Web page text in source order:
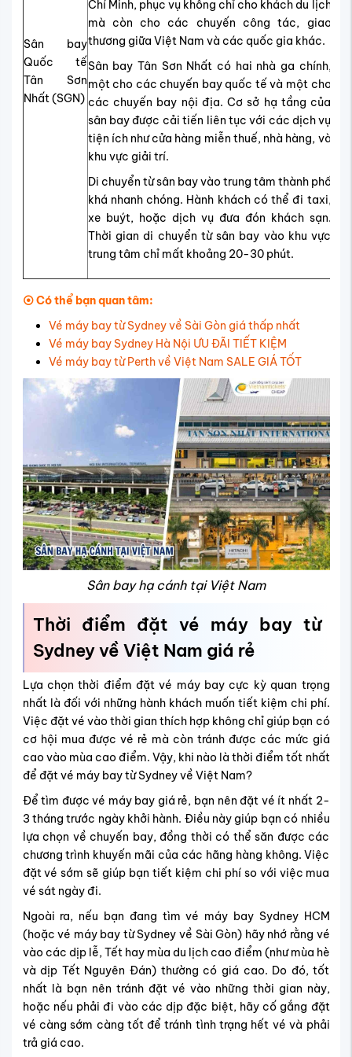
Sân bay
Quốc tế
Tân Sơn
Nhất (SGN)
Chí Minh, phục vụ không chỉ cho khách du lịch
mà còn cho các chuyến công tác, giao
thương giữa Việt Nam và các quốc gia khác.
Sân bay Tân Sơn Nhất có hai nhà ga chính,
một cho các chuyến bay quốc tế và một cho
các chuyến bay nội địa. Cơ sở hạ tầng của
sân bay được cải tiến liên tục với các dịch vụ
tiện ích như cửa hàng miễn thuế, nhà hàng, và
khu vực giải trí.
Di chuyển từ sân bay vào trung tâm thành phố
khá nhanh chóng. Hành khách có thể đi taxi,
xe buýt, hoặc dịch vụ đưa đón khách sạn.
Thời gian di chuyển từ sân bay vào khu vực
trung tâm chỉ mất khoảng 20-30 phút.
⦿ Có thể bạn quan tâm:
Vé máy bay từ Sydney về Sài Gòn giá thấp nhất
Vé máy bay Sydney Hà Nội ƯU ĐÃI TIẾT KIỆM
Vé máy bay từ Perth về Việt Nam SALE GIÁ TỐT
Sân bay hạ cánh tại Việt Nam
Thời điểm đặt vé máy bay từ
Sydney về Việt Nam giá rẻ
Lựa chọn thời điểm đặt vé máy bay cực kỳ quan trọng
nhất là đối với những hành khách muốn tiết kiệm chi phí.
Việc đặt vé vào thời gian thích hợp không chỉ giúp bạn có
cơ hội mua được vé rẻ mà còn tránh được các mức giá
cao vào mùa cao điểm. Vậy, khi nào là thời điểm tốt nhất
để đặt vé máy bay từ Sydney về Việt Nam?
Để tìm được vé máy bay giá rẻ, bạn nên đặt vé ít nhất 2-
3 tháng trước ngày khởi hành. Điều này giúp bạn có nhiều
lựa chọn về chuyến bay, đồng thời có thể săn được các
chương trình khuyến mãi của các hãng hàng không. Việc
đặt vé sớm sẽ giúp bạn tiết kiệm chi phí so với việc mua
vé sát ngày đi.
Ngoài ra, nếu bạn đang tìm vé máy bay Sydney HCM
(hoặc vé máy bay từ Sydney về Sài Gòn) hãy nhớ rằng vé
vào các dịp lễ, Tết hay mùa du lịch cao điểm (như mùa hè
và dịp Tết Nguyên Đán) thường có giá cao. Do đó, tốt
nhất là bạn nên tránh đặt vé vào những thời gian này,
hoặc nếu phải đi vào các dịp đặc biệt, hãy cố gắng đặt
vé càng sớm càng tốt để tránh tình trạng hết vé và phải
trả giá cao.